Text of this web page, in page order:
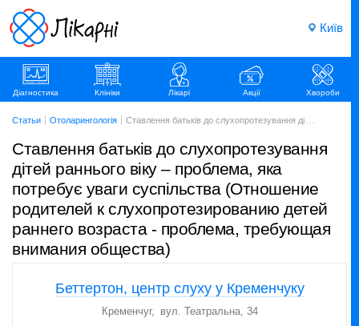
Київ
Діагностика Клініки Лікарі Акції Хвороби
Статьи Отоларингологія Ставлення батьків до слухопротезування дітей раннього віку – проблема, яка потребує уваги суспільства (Отношение родителей к слухопротезированию детей раннего возраста - проблема, требующая внимания общества)
Ставлення батьків до слухопротезування
дітей раннього віку – проблема, яка
потребує уваги суспільства (Отношение
родителей к слухопротезированию детей
раннего возраста - проблема, требующая
внимания общества)
Беттертон, центр слуху у Кременчуку
Кременчуг вул. Театральна, 34